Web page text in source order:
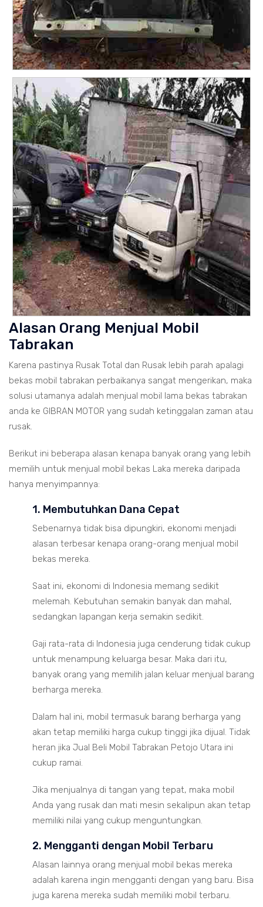
Alasan Orang Menjual Mobil
Tabrakan
Karena pastinya Rusak Total dan Rusak lebih parah apalagi
bekas mobil tabrakan perbaikanya sangat mengerikan, maka
solusi utamanya adalah menjual mobil lama bekas tabrakan
anda ke GIBRAN MOTOR yang sudah ketinggalan zaman atau
rusak.
Berikut ini beberapa alasan kenapa banyak orang yang lebih
memilih untuk menjual mobil bekas Laka mereka daripada
hanya menyimpannya:
1. Membutuhkan Dana Cepat
Sebenarnya tidak bisa dipungkiri, ekonomi menjadi
alasan terbesar kenapa orang-orang menjual mobil
bekas mereka.
Saat ini, ekonomi di Indonesia memang sedikit
melemah. Kebutuhan semakin banyak dan mahal,
sedangkan lapangan kerja semakin sedikit.
Gaji rata-rata di Indonesia juga cenderung tidak cukup
untuk menampung keluarga besar. Maka dari itu,
banyak orang yang memilih jalan keluar menjual barang
berharga mereka.
Dalam hal ini, mobil termasuk barang berharga yang
akan tetap memiliki harga cukup tinggi jika dijual. Tidak
heran jika Jual Beli Mobil Tabrakan Petojo Utara ini
cukup ramai.
Jika menjualnya di tangan yang tepat, maka mobil
Anda yang rusak dan mati mesin sekalipun akan tetap
memiliki nilai yang cukup menguntungkan.
2. Mengganti dengan Mobil Terbaru
Alasan lainnya orang menjual mobil bekas mereka
adalah karena ingin mengganti dengan yang baru. Bisa
juga karena mereka sudah memiliki mobil terbaru.